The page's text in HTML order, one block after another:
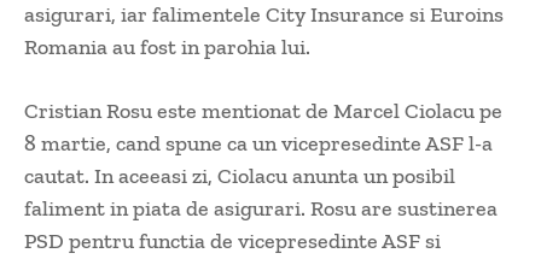
asigurari, iar falimentele City Insurance si Euroins
Romania au fost in parohia lui.
Cristian Rosu este mentionat de Marcel Ciolacu pe
8 martie, cand spune ca un vicepresedinte ASF l-a
cautat. In aceeasi zi, Ciolacu anunta un posibil
faliment in piata de asigurari. Rosu are sustinerea
PSD pentru functia de vicepresedinte ASF si